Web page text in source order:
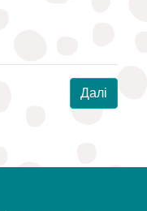
Далі